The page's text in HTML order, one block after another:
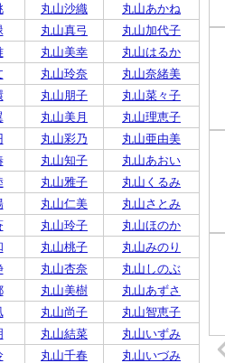
丸山沙織
丸山あかね
丸山真弓
丸山加代子
丸山美幸
丸山はるか
丸山玲奈
丸山奈緒美
丸山朋子
丸山菜々子
丸山美月
丸山理恵子
丸山彩乃
丸山亜由美
丸山知子
丸山あおい
丸山雅子
丸山くるみ
丸山仁美
丸山さとみ
丸山玲子
丸山ほのか
丸山桃子
丸山みのり
丸山杏奈
丸山しのぶ
丸山美樹
丸山あずさ
丸山尚子
丸山智恵子
丸山結菜
丸山いずみ
丸山千春
丸山いづみ